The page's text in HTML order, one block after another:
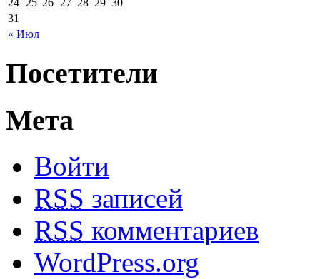
« Июл
24 25 26 27 28 29 30
31
Посетители
Мета
Войти
RSS записей
RSS комментариев
WordPress.org